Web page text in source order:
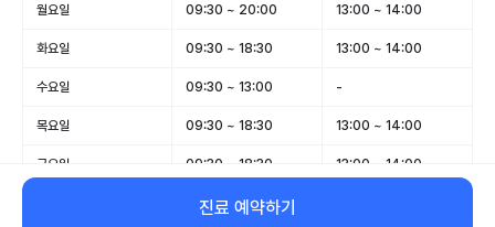
월요일 09:30 ~ 20:00 13:00 ~ 14:00
화요일 09:30 ~ 18:30 13:00 ~ 14:00
수요일 09:30 ~ 13:00 -
목요일 09:30 ~ 18:30 13:00 ~ 14:00
금요일 09:30 ~ 18:30 13:00 ~ 14:00
09:30 ~ 14:30
진료 예약하기